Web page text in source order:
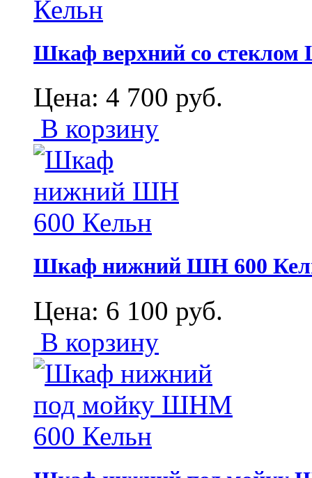
Шкаф верхний со
Цена: 4 700 руб.
В корзину
Шкаф нижний ШН 600
Цена: 6 100 руб.
В корзину